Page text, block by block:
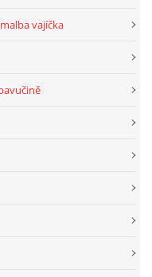
vajíčka